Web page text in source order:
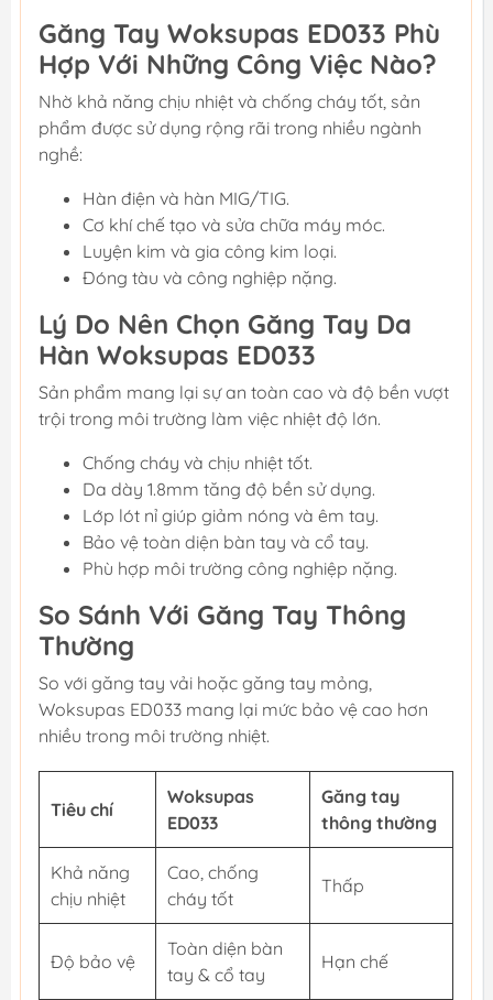
Găng Tay Woksupas ED033 Phù
Hợp Với Những Công Việc Nào?
Nhờ khả năng chịu nhiệt và chống cháy tốt, sản
phẩm được sử dụng rộng rãi trong nhiều ngành
nghề:
Hàn điện và hàn MIG/TIG.
Cơ khí chế tạo và sửa chữa máy móc.
Luyện kim và gia công kim loại.
Đóng tàu và công nghiệp nặng.
Lý Do Nên Chọn Găng Tay Da
Hàn Woksupas ED033
Sản phẩm mang lại sự an toàn cao và độ bền vượt
trội trong môi trường làm việc nhiệt độ lớn.
Chống cháy và chịu nhiệt tốt.
Da dày 1.8mm tăng độ bền sử dụng.
Lớp lót nỉ giúp giảm nóng và êm tay.
Bảo vệ toàn diện bàn tay và cổ tay.
Phù hợp môi trường công nghiệp nặng.
So Sánh Với Găng Tay Thông
Thường
So với găng tay vải hoặc găng tay mỏng,
Woksupas ED033 mang lại mức bảo vệ cao hơn
nhiều trong môi trường nhiệt.
Tiêu chí
Woksupas
ED033
Găng tay
thông thường
Khả năng
chịu nhiệt
Cao, chống
cháy tốt
Thấp
Độ bảo vệ
Toàn diện bàn
tay & cổ tay
Hạn chế